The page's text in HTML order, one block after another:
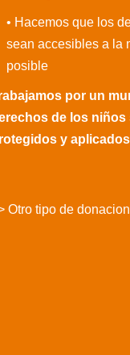
• Hacemos que los
sean accesibles a la
posible
por un
de los niños
y
Otro tipo de